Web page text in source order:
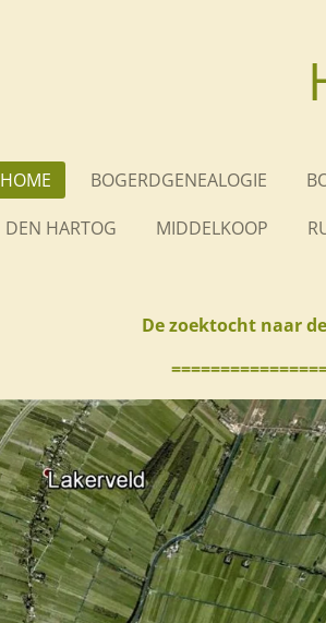
HOME BOGERDGENEALOGIE
DEN HARTOG
MIDDELKOOP
De zoektocht naar